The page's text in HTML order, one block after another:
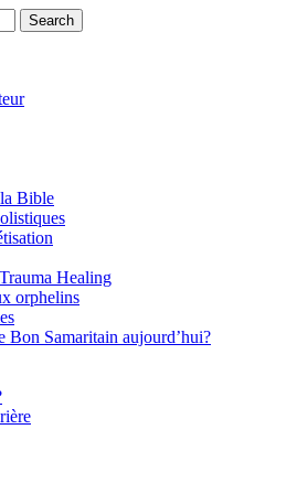
Search
Bible
Healing
orphelins
Bon Samaritain aujourd’hui?